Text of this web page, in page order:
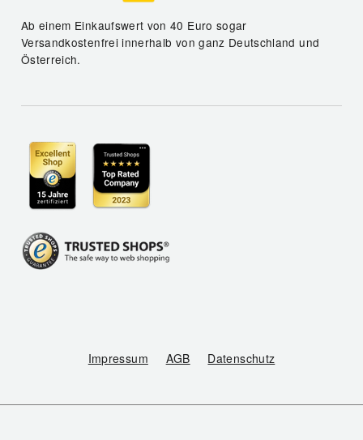
Ab einem Einkaufswert von 40 Euro sogar
Versandkostenfrei innerhalb von ganz Deutschland und
Österreich.
Impressum AGB Datenschutz